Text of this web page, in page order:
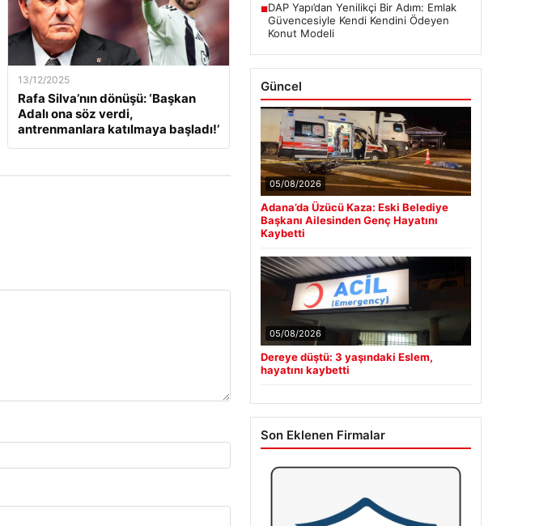
13/12/2025
Rafa Silva’nın dönüşü: ‘Başkan
Adalı ona söz verdi,
antrenmanlara katılmaya başladı!’
■DAP Yapı’dan Yenilikçi Bir Adım: Emlak
Güvencesiyle Kendi Kendini Ödeyen
Konut Modeli
Güncel
05/08/2026
Adana’da Üzücü Kaza: Eski Belediye
Başkanı Ailesinden Genç Hayatını
Kaybetti
05/08/2026
Dereye düştü: 3 yaşındaki Eslem,
hayatını kaybetti
Son Eklenen Firmalar